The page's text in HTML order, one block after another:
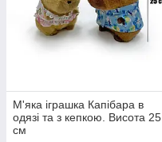
М'яка іграшка Капібара в
одязі та з кепкою. Висота 25
см